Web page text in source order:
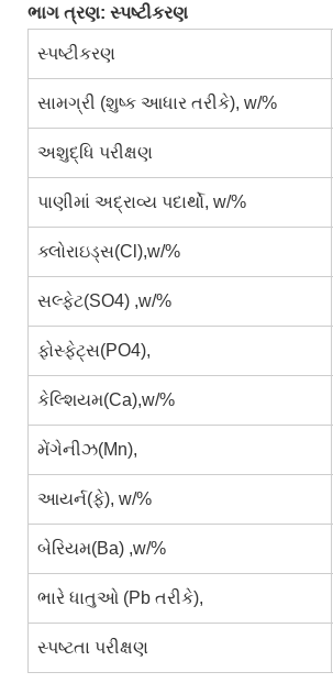
ભાગ ત્રણ: સ્પષ્ટીકરણ
સ્પષ્ટીકરણ
સામગ્રી (શુષ્ક આધાર તરીકે), w/%
અશુદ્ધિ પરીક્ષણ
પાણીમાં અદ્રાવ્ય પદાર્થો, w/%
ક્લોરાઇડ્સ(Cl),w/%
સલ્ફેટ(SO4) ,w/%
ફોસ્ફેટ્સ(PO4),
કેલ્શિયમ(Ca),w/%
મેંગેનીઝ(Mn),
આયર્ન(ફે), w/%
બેરિયમ(Ba) ,w/%
ભારે ધાતુઓ (Pb તરીકે),
સ્પષ્ટતા પરીક્ષણ